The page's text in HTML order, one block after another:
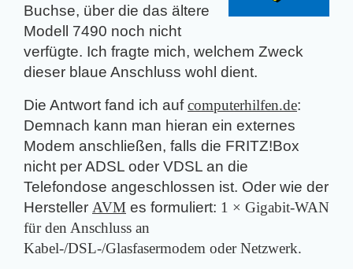
Buchse, über die das ältere
Modell 7490 noch nicht
verfügte. Ich fragte mich, welchem Zweck
dieser blaue Anschluss wohl dient.
Die Antwort fand ich aufcomputerhilfen.de:
Demnach kann man hieran ein externes
Modem anschließen, falls die FRITZ!Box
nicht per ADSL oder VDSL an die
Telefondose angeschlossen ist. Oder wie der
Hersteller AVM es formuliert: 1 × Gigabit-WAN
für den Anschluss an
Kabel-/DSL-/Glasfasermodem oder Netzwerk.